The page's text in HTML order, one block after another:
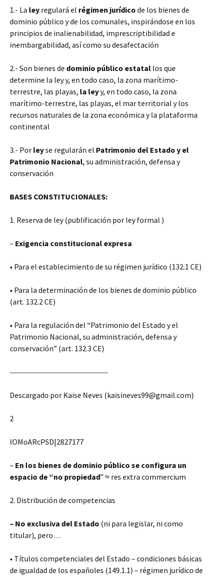
1.- La ley regulará el régimen jurídico de los bienes de
dominio público y de los comunales, inspirándose en los
principios de inalienabilidad, imprescriptibilidad e
inembargabilidad, así como su desafectación
2.- Son bienes de dominio público estatal los que
determine la ley y, en todo caso, la zona marítimo-
terrestre, las playas, la leyy, en todo caso, la zona
marítimo-terrestre, las playas, el mar territorial y los
recursos naturales de la zona económica y la plataforma
continental
3.- Por leyse regularán el Patrimonio del Estado y el
Patrimonio Nacional, su administración, defensa y
conservación
BASES CONSTITUCIONALES:
1. Reserva de ley (publificación por ley formal )
– Exigencia constitucional expresa
• Para el establecimiento de su régimen jurídico (132.1 CE)
• Para la determinación de los bienes de dominio público
(art. 132.2 CE)
• Para la regulación del “Patrimonio del Estado y el
Patrimonio Nacional, su administración, defensa y
conservación” (art. 132.3 CE)
Descargado por Kaise Neves (kaisineves99@gmail.com)
2
lOMoARcPSD|2827177
– En los bienes de dominio público se configura un
espacio de “no propiedad” ≈ res extra commercium
2. Distribución de competencias
– No exclusiva del Estado (ni para legislar, ni como
titular), pero…
• Títulos competenciales del Estado – condiciones básicas
de igualdad de los españoles (149.1.1) – régimen jurídico de